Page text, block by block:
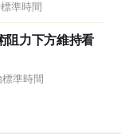
準時間
阻力下方維持看
準時間